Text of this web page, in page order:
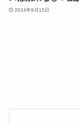
2024年9月15日